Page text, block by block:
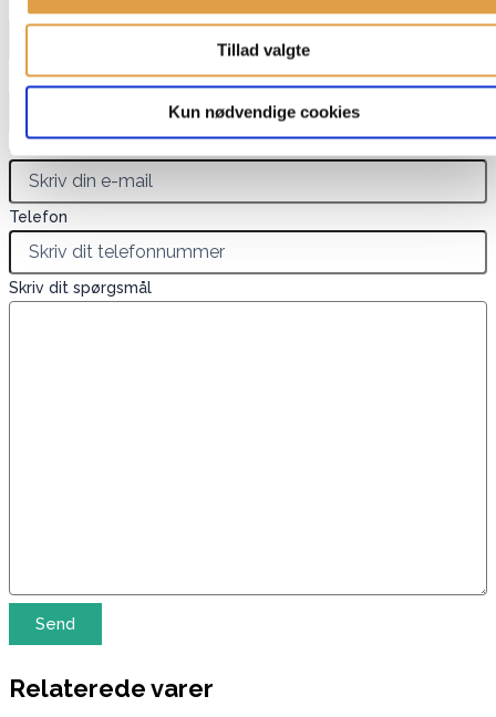
Tillad valgte
Kun nødvendige cookies
Navn*
E-mail*
Telefon
Skriv dit spørgsmål
Relaterede varer